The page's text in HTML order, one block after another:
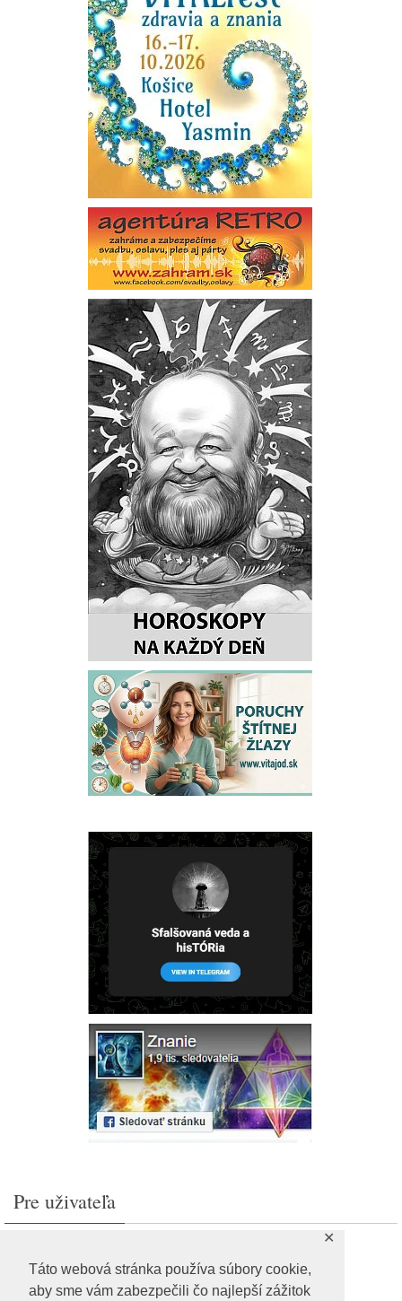
Táto webová stránka používa súbory cookie,
aby sme vám zabezpečili čo najlepší zážitok
✕
Pre uživateľa
Feed záznamov
RSS feed komentárov